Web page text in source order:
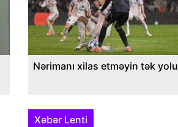
Nərimanı xilas etməyin tək yolu
Xəbər Lenti